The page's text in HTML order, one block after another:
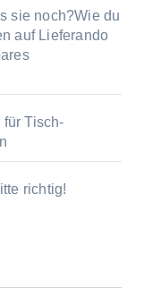
sie noch?Wie du
auf Lieferando
für Tisch­
richtig!